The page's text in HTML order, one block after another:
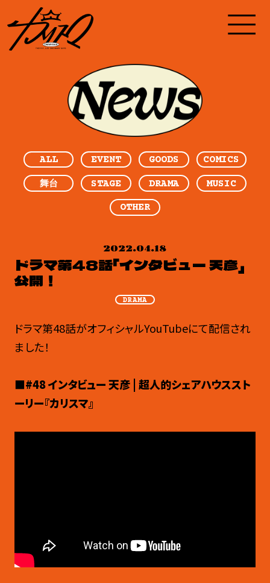
ALL EVENT GOODS COMICS
舞台 STAGE DRAMA MUSIC
OTHER
2022.04.18
DRAMA
ドラマ第48話「インタビュー 天彦」
公開！
ドラマ第48話がオフィシャルYouTubeにて配信され
ました！
■#48 インタビュー 天彦 | 超人的シェアハウススト
ーリー『カリスマ』